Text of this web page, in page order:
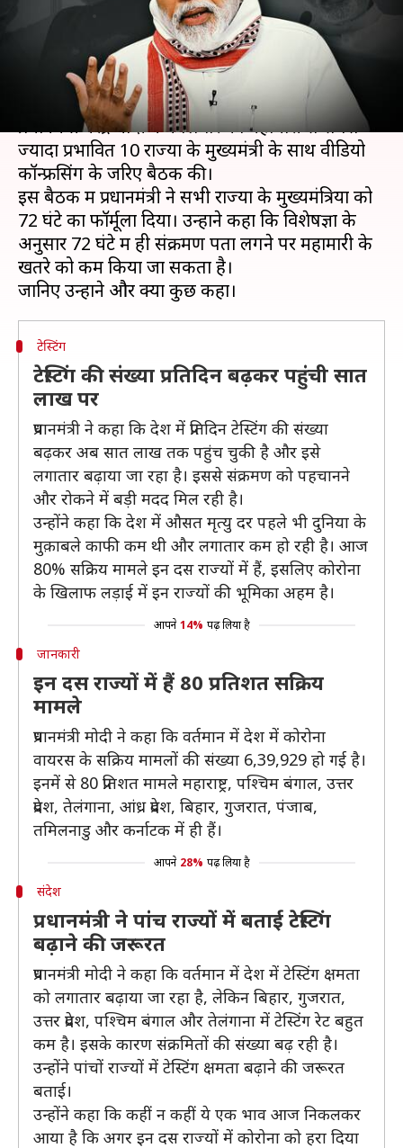
भारत शर्मा Aug 11, 2020 05:09 pm
क्या है खबर?
देश में तेजी से बढ़ते कोरोना संक्रमण के मामलों के बीच
प्रधानमंत्री नरेंद्र मोदी ने मंगलवार को महामारी से सबसे
ज्यादा प्रभावित 10 राज्यों के मुख्यमंत्री के साथ वीडियो
कॉन्फ्रेंसिंग के जरिए बैठक की।
इस बैठक में प्रधानमंत्री ने सभी राज्यों के मुख्यमंत्रियों को
72 घंटे का फॉर्मूला दिया। उन्होंने कहा कि विशेषज्ञों के
अनुसार 72 घंटे में ही संक्रमण पता लगने पर महामारी के
खतरे को कम किया जा सकता है।
टेस्टिंग
टेस्टिंग की संख्या प्रतिदिन बढ़कर पहुंची सात
लाख पर
प्रधानमंत्री ने कहा कि देश में प्रतिदिन टेस्टिंग की संख्या
बढ़कर अब सात लाख तक पहुंच चुकी है और इसे
लगातार बढ़ाया जा रहा है। इससे संक्रमण को पहचानने
और रोकने में बड़ी मदद मिल रही है।
उन्होंने कहा कि देश में औसत मृत्यु दर पहले भी दुनिया के
मुक़ाबले काफी कम थी और लगातार कम हो रही है। आज
80% सक्रिय मामले इन दस राज्यों में हैं, इसलिए कोरोना
के खिलाफ लड़ाई में इन राज्यों की भूमिका अहम है।
आपने 14% पढ़ लिया है
जानकारी
इन दस राज्यों में हैं 80 प्रतिशत सक्रिय
मामले
प्रधानमंत्री मोदी ने कहा कि वर्तमान में देश में कोरोना
वायरस के सक्रिय मामलों की संख्या 6,39,929 हो गई है।
इनमें से 80 प्रतिशत मामले महाराष्ट्र, पश्चिम बंगाल, उत्तर
प्रदेश, तेलंगाना, आंध्र प्रदेश, बिहार, गुजरात, पंजाब,
तमिलनाडु और कर्नाटक में ही हैं।
आपने 28% पढ़ लिया है
संदेश
प्रधानमंत्री ने पांच राज्यों में बताई टेस्टिंग
बढ़ाने की जरूरत
प्रधानमंत्री मोदी ने कहा कि वर्तमान में देश में टेस्टिंग क्षमता
को लगातार बढ़ाया जा रहा है, लेकिन बिहार, गुजरात,
उत्तर प्रदेश, पश्चिम बंगाल और तेलंगाना में टेस्टिंग रेट बहुत
कम है। इसके कारण संक्रमितों की संख्या बढ़ रही है।
उन्होंने पांचों राज्यों में टेस्टिंग क्षमता बढ़ाने की जरूरत
बताई।
उन्होंने कहा कि कहीं न कहीं ये एक भाव आज निकलकर
आया है कि अगर इन दस राज्यों में कोरोना को हरा दिया